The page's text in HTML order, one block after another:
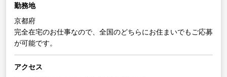
勤務地
京都府
完全在宅のお仕事なので、全国のどちらにお住まいでもご応募
が可能です。
アクセス